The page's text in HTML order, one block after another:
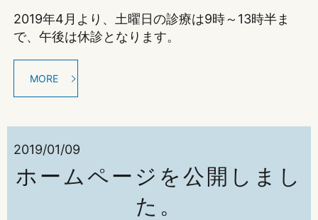
2019年4月より、土曜日の診療は9時～13時半ま
で、午後は休診となります。
MORE
2019/01/09
ホームページを公開しまし
た。